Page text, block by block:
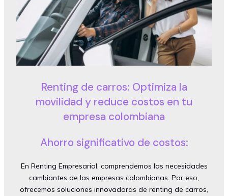
Renting de carros: Optimiza la
movilidad y reduce costos en tu
empresa colombiana
Ahorro significativo de costos:
En Renting Empresarial, comprendemos las necesidades
cambiantes de las empresas colombianas. Por eso,
ofrecemos soluciones innovadoras de renting de carros,